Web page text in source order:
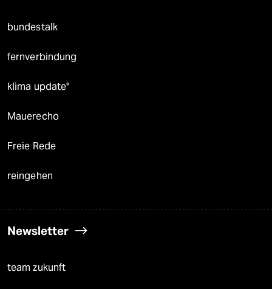
bundestalk
fernverbindung
klima update°
Mauerecho
Freie Rede
reingehen
Newsletter
team zukunft